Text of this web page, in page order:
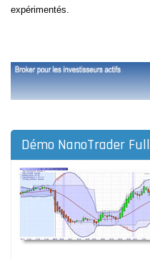
expérimentés.
Démo NanoTrader Full